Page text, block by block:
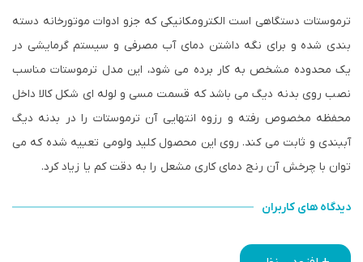
ترموستات دستگاهی است الکترومکانیکی که جزو ادوات موتورخانه دسته
بندی شده و برای نگه داشتن دمای آب مصرفی و سیستم گرمایشی در
یک محدوده مشخص به کار برده می شود، این مدل ترموستات مناسب
نصب روی بدنه دیگ می باشد که قسمت مسی و لوله ای شکل کالا داخل
محفظه مخصوص رفته و رزوه انتهایی آن ترموستات را در بدنه دیگ
آببندی و ثابت می کند. روی این محصول کلید ولومی تعبیه شده که می
توان با چرخش آن رنج دمای کاری مشعل را به دقت کم یا زیاد کرد.
دیدگاه های کاربران